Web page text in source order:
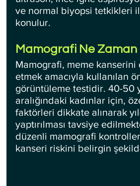
ve normal biyopsi tetkikleri
konulur.
Mamografi Ne Zaman
Mamografi, meme kanserini
etmek amacıyla kullanılan
görüntüleme testidir. 40-50
aralığındaki kadınlar için,
faktörleri dikkate alınarak
yaptırılması tavsiye
düzenli mamografi
kanseri riskini belirgin